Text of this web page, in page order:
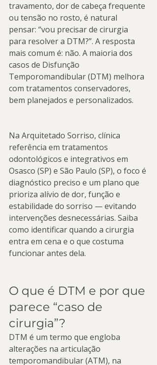
travamento, dor de cabeça frequente
ou tensão no rosto, é natural
pensar: “vou precisar de cirurgia
para resolver a DTM?”. A resposta
mais comum é: não. A maioria dos
casos de Disfunção
Temporomandibular (DTM) melhora
com tratamentos conservadores,
bem planejados e personalizados.
Na Arquitetado Sorriso, clínica
referência em tratamentos
odontológicos e integrativos em
Osasco (SP) e São Paulo (SP), o foco é
diagnóstico preciso e um plano que
prioriza alívio de dor, função e
estabilidade do sorriso — evitando
intervenções desnecessárias. Saiba
como identificar quando a cirurgia
entra em cena e o que costuma
funcionar antes dela.
O que é DTM e por que
parece “caso de
cirurgia”?
DTM é um termo que engloba
alterações na articulação
temporomandibular (ATM), na